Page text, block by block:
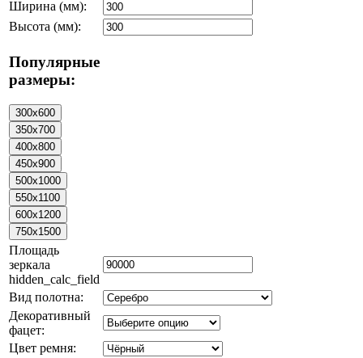
Ширина (мм):
Высота (мм):
Популярные
размеры:
Площадь
зеркала
hidden_calc_field
Вид полотна:
Декоративный
фацет:
Цвет ремня: